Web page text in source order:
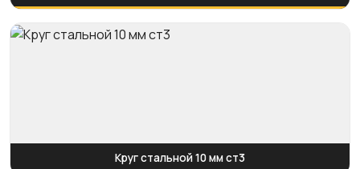
Круг стальной 10 мм ст3